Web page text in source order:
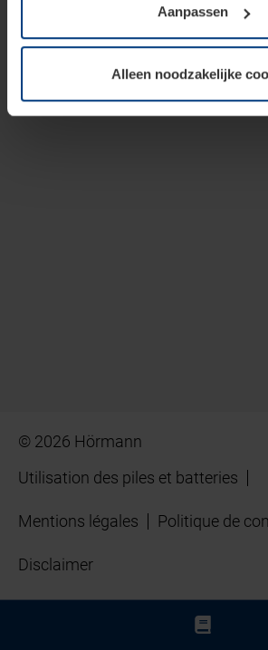
soorten cookies is uw toestemming
toestemming kunt u op elk moment bij
wijzigen of herroepen.
Aanpassen
Alleen noodzakelijke
© 2026 Hörmann
Utilisation des piles et batteries
Mentions légales Politique de
Disclaimer